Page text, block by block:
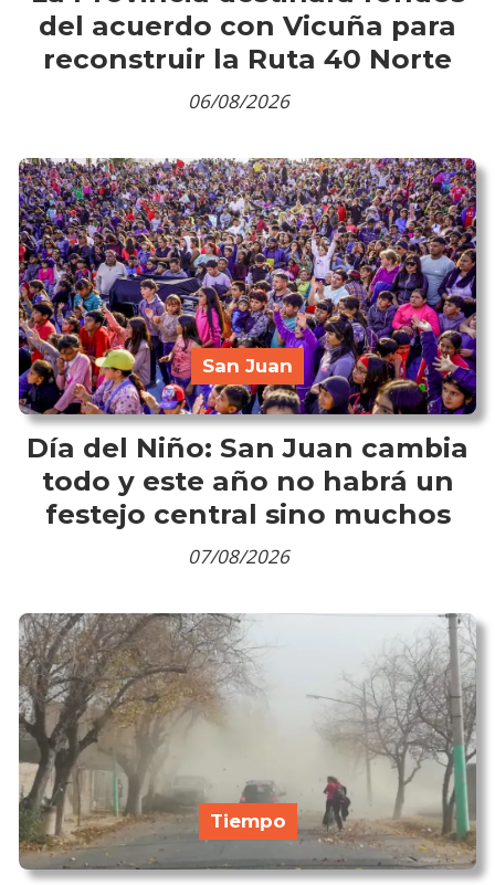
del acuerdo con Vicuña para
reconstruir la Ruta 40 Norte
06/08/2026
Día del Niño: San Juan cambia
todo y este año no habrá un
festejo central sino muchos
San Juan
07/08/2026
Tiempo